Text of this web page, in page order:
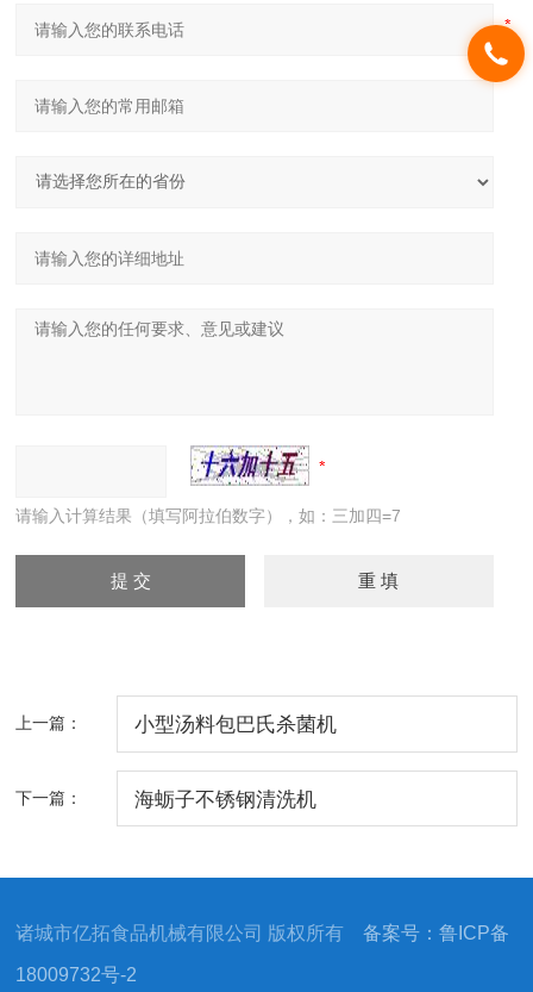
请输入计算结果（填写阿拉伯数字），如：三加四=7
上一篇： 小型汤料包巴氏杀菌机
下一篇： 海蛎子不锈钢清洗机
诸城市亿拓食品机械有限公司 版权所有备案号：鲁ICP备
18009732号-2